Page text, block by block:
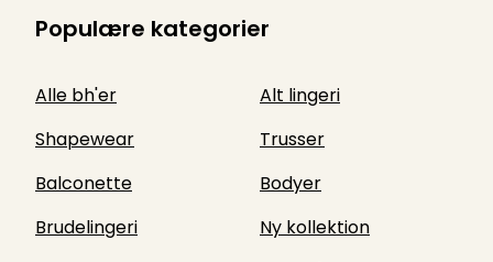
Populære kategorier
Alle bh'er
Alt lingeri
Shapewear
Trusser
Balconette
Bodyer
Brudelingeri
Ny kollektion